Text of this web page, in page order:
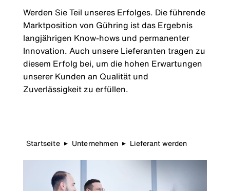
Werden Sie Teil unseres Erfolges. Die führende
Marktposition von Gühring ist das Ergebnis
langjährigen Know-hows und permanenter
Innovation. Auch unsere Lieferanten tragen zu
diesem Erfolg bei, um die hohen Erwartungen
unserer Kunden an Qualität und
Zuverlässigkeit zu erfüllen.
Startseite ▶ Unternehmen ▶ Lieferant werden